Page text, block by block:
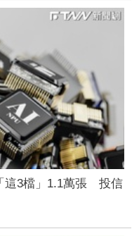
這3檔」1.1萬張 投信